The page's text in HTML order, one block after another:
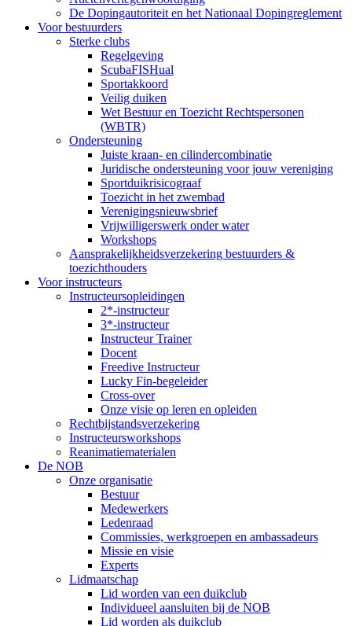
De Dopingautoriteit en het Nationaal Dopingreglement
Voor bestuurders
Sterke clubs
Regelgeving
ScubaFISHual
Sportakkoord
Veilig duiken
Wet Bestuur en Toezicht Rechtspersonen
(WBTR)
Ondersteuning
Juiste kraan- en cilindercombinatie
Juridische ondersteuning voor jouw vereniging
Sportduikrisicograaf
Toezicht in het zwembad
Verenigingsnieuwsbrief
Vrijwilligerswerk onder water
Workshops
Aansprakelijkheidsverzekering bestuurders &
toezichthouders
Voor instructeurs
Instructeursopleidingen
2*-instructeur
3*-instructeur
Instructeur Trainer
Docent
Freedive Instructeur
Lucky Fin-begeleider
Cross-over
Onze visie op leren en opleiden
Rechtbijstandsverzekering
Instructeursworkshops
Reanimatiematerialen
De NOB
Onze organisatie
Bestuur
Medewerkers
Ledenraad
Commissies, werkgroepen en ambassadeurs
Missie en visie
Experts
Lidmaatschap
Lid worden van een duikclub
Individueel aansluiten bij de NOB
Lid worden als duikclub